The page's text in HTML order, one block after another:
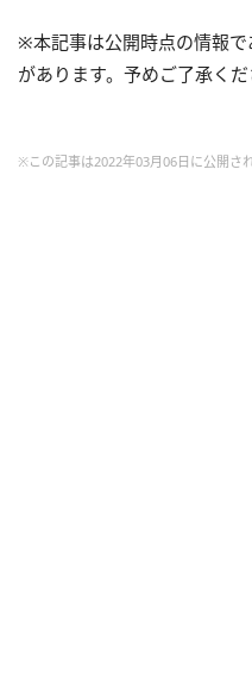
※本記事は公開時点の情報
があります。予めご了承くだ
※この記事は2022年03月06日に公開さ